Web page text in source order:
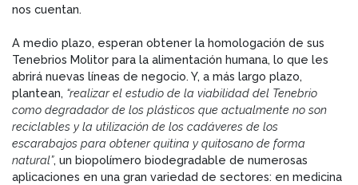
nos cuentan.
A medio plazo, esperan obtener la homologación de sus
Tenebrios Molitor para la alimentación humana, lo que les
abrirá nuevas líneas de negocio. Y, a más largo plazo,
plantean, “realizar el estudio de la viabilidad del Tenebrio
como degradador de los plásticos que actualmente no son
reciclables y la utilización de los cadáveres de los
escarabajos para obtener quitina y quitosano de forma
natural”, un biopolímero biodegradable de numerosas
aplicaciones en una gran variedad de sectores: en medicina